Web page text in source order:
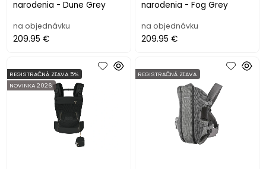
narodenia - Dune Grey
na objednávku
209.95 €
narodenia - Fog Grey
na objednávku
209.95 €
REGISTRAČNÁ ZĽAVA 5%
NOVINKA 2026
REGISTRAČNÁ ZĽAVA